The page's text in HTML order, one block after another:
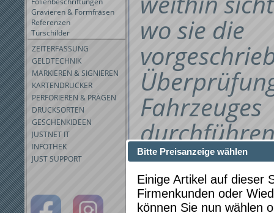
Gravieren & Formfräsen
Referenzen
Türschilder
ZEITERFASSUNG
GELDTECHNIK
MARKIEREN & SIGNIEREN
KARTENDRUCKER
PERFORIEREN & PRÄGEN
DRUCKSORTEN
GESCHENKIDEEN
JUSTNET IT
INFOTHEK
JUST SUPPORT
wo sie die
Fahrzeuges
können.
Als ein- oder
Bitte Preisanzeige wählen
Einige Artikel auf dieser
Firmenkunden oder
können Sie nun wählen